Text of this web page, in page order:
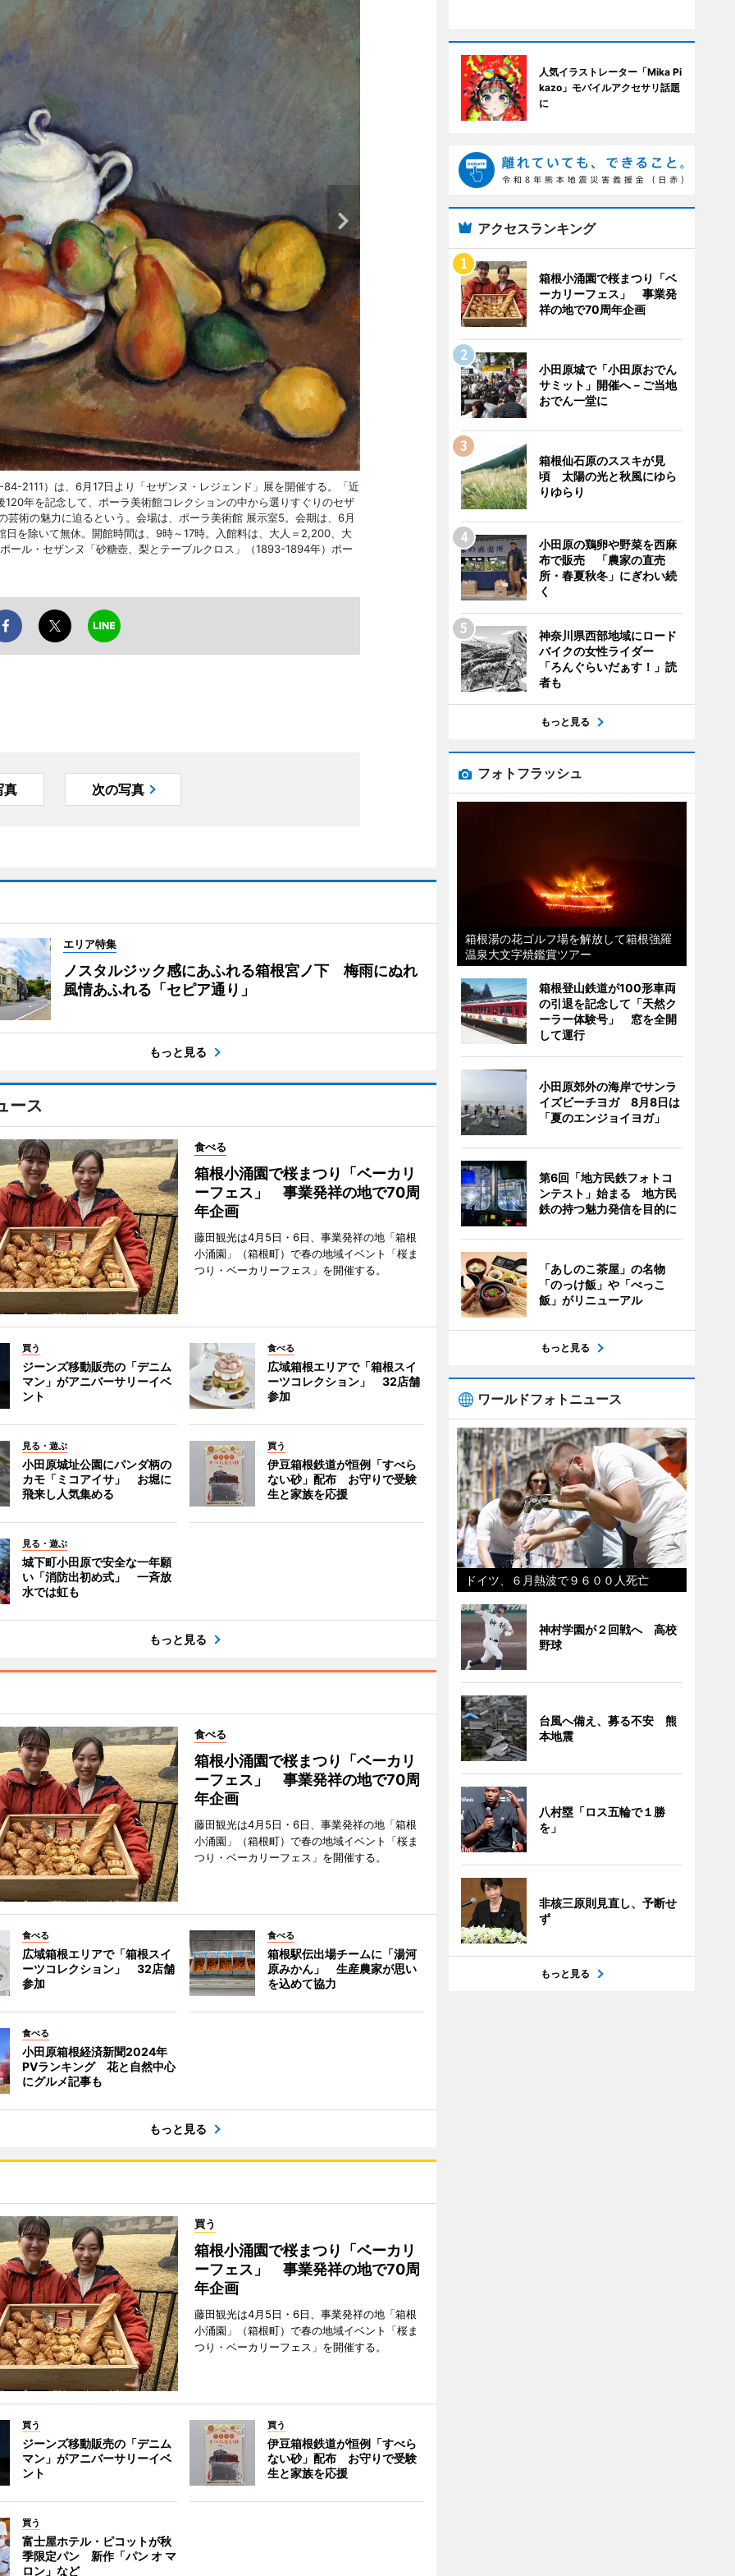
2111）は、6月17日より「セザンヌ・レジェンド」展を開催する。「近
年を記念して、ポーラ美術館コレクションの中から選りすぐりのセザ
術の魅力に迫るという。会場は、ポーラ美術館 展示室5。会期は、6月
を除いて無休。開館時間は、9時～17時。入館料は、大人＝2,200、大
ール・セザンヌ「砂糖壺、梨とテーブルクロス」（1893-1894年）ポー
真 次の写真
エリア特集
ノスタルジック感にあふれる箱根宮ノ下 梅雨にぬれ
風情あふれる「セピア通り」
もっと見る
ース
食べる
箱根小涌園で桜まつり「ベーカリ
ーフェス」 事業発祥の地で70周
年企画
藤田観光は4月5日・6日、事業発祥の地「箱根
小涌園」（箱根町）で春の地域イベント「桜ま
つり・ベーカリーフェス」を開催する。
買う
ジーンズ移動販売の「デニム
マン」がアニバーサリーイベ
ント
食べる
広域箱根エリアで「箱根スイ
ーツコレクション」 32店舗
参加
見る・遊ぶ
小田原城址公園にパンダ柄の
カモ「ミコアイサ」 お堀に
飛来し人気集める
買う
伊豆箱根鉄道が恒例「すべら
ない砂」配布 お守りで受験
生と家族を応援
見る・遊ぶ
城下町小田原で安全な一年願
い「消防出初め式」 一斉放
水では虹も
もっと見る
食べる
箱根小涌園で桜まつり「ベーカリ
ーフェス」 事業発祥の地で70周
年企画
藤田観光は4月5日・6日、事業発祥の地「箱根
小涌園」（箱根町）で春の地域イベント「桜ま
つり・ベーカリーフェス」を開催する。
食べる
広域箱根エリアで「箱根スイ
ーツコレクション」 32店舗
参加
食べる
箱根駅伝出場チームに「湯河
原みかん」 生産農家が思い
を込めて協力
食べる
小田原箱根経済新聞2024年
PVランキング 花と自然中心
にグルメ記事も
もっと見る
買う
箱根小涌園で桜まつり「ベーカリ
ーフェス」 事業発祥の地で70周
年企画
藤田観光は4月5日・6日、事業発祥の地「箱根
小涌園」（箱根町）で春の地域イベント「桜ま
つり・ベーカリーフェス」を開催する。
買う
ジーンズ移動販売の「デニム
マン」がアニバーサリーイベ
ント
買う
伊豆箱根鉄道が恒例「すべら
ない砂」配布 お守りで受験
生と家族を応援
買う
富士屋ホテル・ピコットが秋
季限定パン 新作「パン オ マ
ロン」など
人気イラストレーター「Mika Pi
kazo」モバイルアクセサリ話題
に
アクセスランキング
箱根小涌園で桜まつり「ベ
ーカリーフェス」 事業発
祥の地で70周年企画
小田原城で「小田原おでん
サミット」開催へ－ご当地
おでん一堂に
箱根仙石原のススキが見
頃 太陽の光と秋風にゆら
りゆらり
小田原の鶏卵や野菜を西麻
布で販売 「農家の直売
所・春夏秋冬」にぎわい続
く
神奈川県西部地域にロード
バイクの女性ライダー
「ろんぐらいだぁす！」読
者も
もっと見る
フォトフラッシュ
箱根湯の花ゴルフ場を解放して箱根強羅
温泉大文字焼鑑賞ツアー
箱根登山鉄道が100形車両
の引退を記念して「天然ク
ーラー体験号」 窓を全開
して運行
小田原郊外の海岸でサンラ
イズビーチヨガ 8月8日は
「夏のエンジョイヨガ」
第6回「地方民鉄フォトコ
ンテスト」始まる 地方民
鉄の持つ魅力発信を目的に
「あしのこ茶屋」の名物
「のっけ飯」や「べっこ
飯」がリニューアル
もっと見る
ワールドフォトニュース
ドイツ、６月熱波で９６００人死亡
神村学園が２回戦へ 高校
野球
台風へ備え、募る不安 熊
本地震
八村塁「ロス五輪で１勝
を」
非核三原則見直し、予断せ
ず
もっと見る